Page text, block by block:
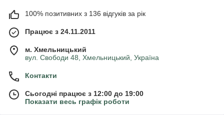
100% позитивних з 136 відгуків за рік
Працює з 24.11.2011
м. Хмельницький
вул. Свободи 48, Хмельницький, Україна
Контакти
Сьогодні працює з 12:00 до 19:00
Показати весь графік роботи